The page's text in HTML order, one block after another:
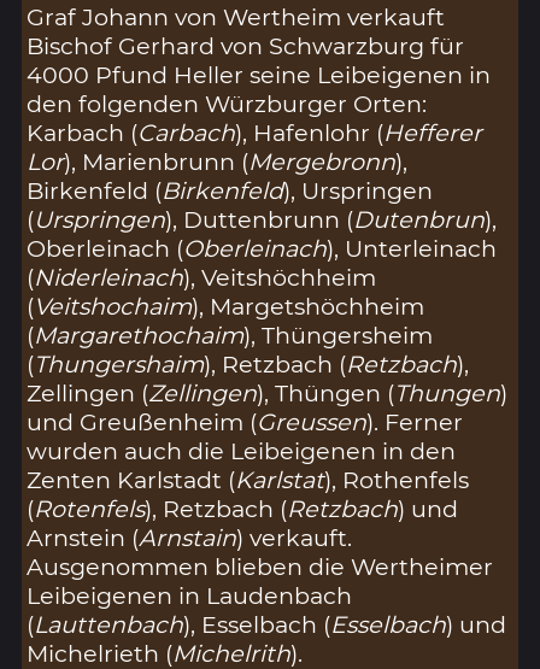
Graf Johann von Wertheim verkauft
Bischof Gerhard von Schwarzburg für
4000 Pfund Heller seine Leibeigenen in
den folgenden Würzburger Orten:
Karbach (Carbach), Hafenlohr (Hefferer
Lor), Marienbrunn (Mergebronn),
Birkenfeld (Birkenfeld), Urspringen
(Urspringen), Duttenbrunn (Dutenbrun),
Oberleinach (Oberleinach), Unterleinach
(Niderleinach), Veitshöchheim
(Veitshochaim), Margetshöchheim
(Margarethochaim), Thüngersheim
(Thungershaim), Retzbach (Retzbach),
Zellingen (Zellingen), Thüngen (Thungen)
und Greußenheim (Greussen). Ferner
wurden auch die Leibeigenen in den
Zenten Karlstadt (Karlstat), Rothenfels
(Rotenfels), Retzbach (Retzbach) und
Arnstein (Arnstain) verkauft.
Ausgenommen blieben die Wertheimer
Leibeigenen in Laudenbach
(Lauttenbach), Esselbach (Esselbach) und
Michelrieth (Michelrith).